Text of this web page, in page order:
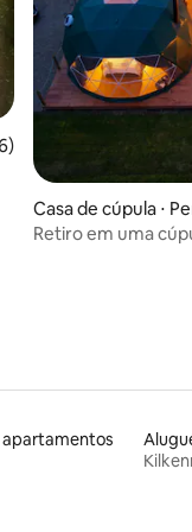
avaliação média de
Casa de cúpula ⋅
er
Retiro em uma